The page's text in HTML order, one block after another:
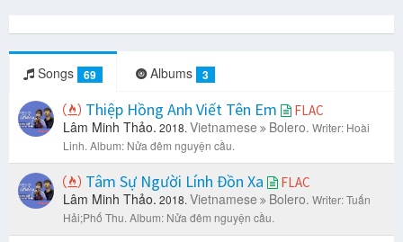
Songs 69 Albums 3
Thiệp Hồng Anh Viết Tên Em FLAC
Lâm Minh Thảo. 2018. Vietnamese Bolero. Writer: Hoài
Linh. Album: Nửa đêm nguyện cầu.
Tâm Sự Người Lính Đồn Xa FLAC
Lâm Minh Thảo. 2018. Vietnamese Bolero. Writer: Tuấn
Hải;Phố Thu. Album: Nửa đêm nguyện cầu.